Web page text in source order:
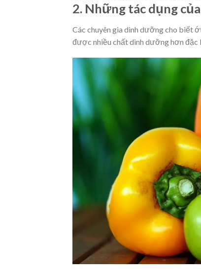
2. Những tác dụng
Các chuyên gia dinh dưỡng cho biết
được nhiều chất dinh dưỡng hơn đặc